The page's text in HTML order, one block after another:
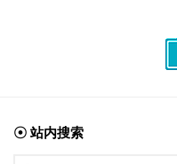
☉ 站内搜索